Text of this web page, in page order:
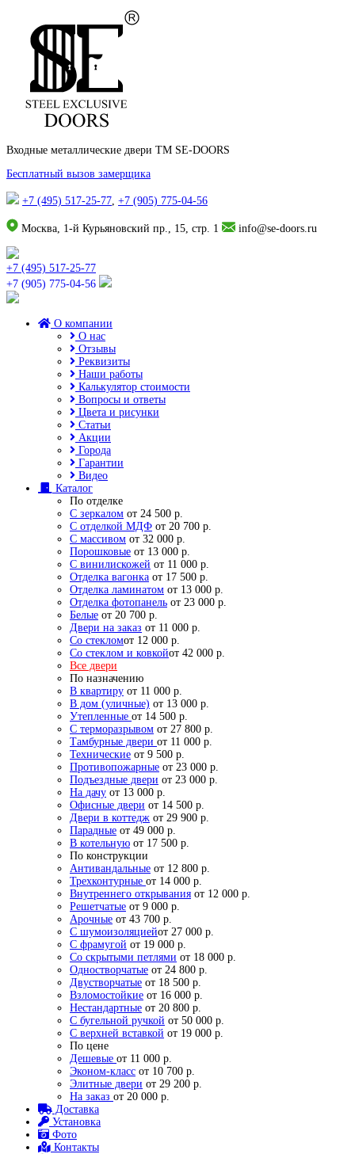
Входные металлические двери TM SE-DOORS
Бесплатный вызов замерщика
+7 (495) 517-25-77, +7 (905) 775-04-56
Москва, 1-й Курьяновский пр., 15, стр. 1 info@se-doors.ru
+7 (495) 517-25-77
+7 (905) 775-04-56
О компании
О нас
Отзывы
Реквизиты
Наши работы
Калькулятор стоимости
Вопросы и ответы
Цвета и рисунки
Статьи
Акции
Города
Гарантии
Видео
Каталог
По отделке
С зеркалом от 24 500 р.
С отделкой МДФ от 20 700 р.
С массивом от 32 000 р.
Порошковые от 13 000 р.
С винилискожей от 11 000 р.
Отделка вагонка от 17 500 р.
Отделка ламинатом от 13 000 р.
Отделка фотопанель от 23 000 р.
Белые от 20 700 р.
Двери на заказ от 11 000 р.
Со стекломот 12 000 р.
Со стеклом и ковкойот 42 000 р.
Все двери
По назначению
В квартиру от 11 000 р.
В дом (уличные) от 13 000 р.
Утепленные от 14 500 р.
С терморазрывом от 27 800 р.
Тамбурные двери от 11 000 р.
Технические от 9 500 р.
Противопожарные от 23 000 р.
Подъездные двери от 23 000 р.
На дачу от 13 000 р.
Офисные двери от 14 500 р.
Двери в коттедж от 29 900 р.
Парадные от 49 000 р.
В котельную от 17 500 р.
По конструкции
Антивандальные от 12 800 р.
Трехконтурные от 14 000 р.
Внутреннего открывания от 12 000 р.
Решетчатые от 9 000 р.
Арочные от 43 700 р.
С шумоизоляциейот 27 000 р.
С фрамугой от 19 000 р.
Со скрытыми петлями от 18 000 р.
Одностворчатые от 24 800 р.
Двустворчатые от 18 500 р.
Взломостойкие от 16 000 р.
Нестандартные от 20 800 р.
С бугельной ручкой от 50 000 р.
С верхней вставкой от 19 000 р.
По цене
Дешевые от 11 000 р.
Эконом-класс от 10 700 р.
Элитные двери от 29 200 р.
На заказ от 20 000 р.
Доставка
Установка
Фото
Контакты